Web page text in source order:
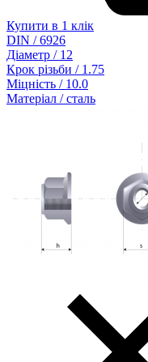
Купити в 1 клік
DIN / 6926
Діаметр / 12
Крок різьби / 1.75
Міцність / 10.0
Матеріал / сталь